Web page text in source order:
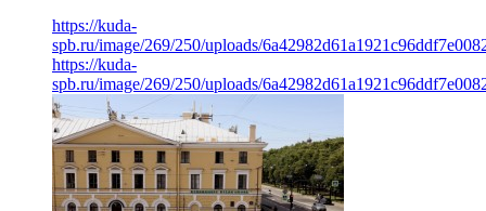
https://kuda-
spb.ru/image/269/250/uploads/
https://kuda-
spb.ru/image/269/250/uploads/